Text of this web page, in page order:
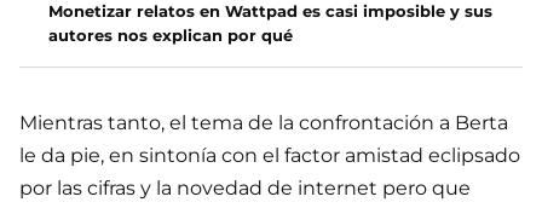
Monetizar relatos en Wattpad es casi imposible y sus
autores nos explican por qué
Mientras tanto, el tema de la confrontación a Berta
le da pie, en sintonía con el factor amistad eclipsado
por las cifras y la novedad de internet pero que